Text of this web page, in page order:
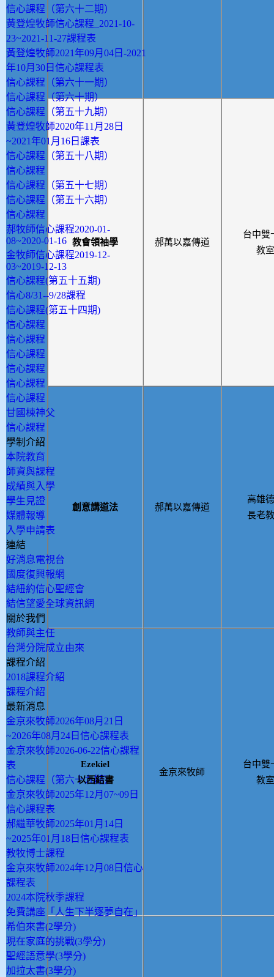
信心課程（第六十二期）
黃登煌牧師信心課程_2021-10-
23~2021-11-27課程表
黃登煌牧師2021年09月04日-2021
年10月30日信心課程表
信心課程（第六十一期）
信心課程（第六十期）
信心課程（第五十九期）
黃登煌牧師2020年11月28日
~2021年01月16日課表
信心課程（第五十八期）
信心課程
信心課程（第五十七期）
信心課程（第五十六期）
信心課程
郝牧師信心課程2020-01-
08~2020-01-16
金牧師信心課程2019-12-
03~2019-12-13
信心課程(第五十五期)
信心8/31--9/28課程
信心課程(第五十四期)
信心課程
信心課程
信心課程
信心課程
信心課程
信心課程
甘國棟神父
信心課程
學制介紹
本院教育
師資與課程
成績與入學
學生見證
媒體報導
入學申請表
連結
好消息電視台
國度復興報網
結紐約信心聖經會
結信望愛全球資訊網
關於我們
教師與主任
台灣分院成立由來
課程介紹
2018課程介紹
課程介紹
最新消息
金京來牧師2026年08月21日
~2026年08月24日信心課程表
金京來牧師2026-06-22信心課程
表
信心課程（第六十九期）
金京來牧師2025年12月07~09日
信心課程表
郝繼華牧師2025年01月14日
~2025年01月18日信心課程表
教牧博士課程
金京來牧師2024年12月08日信心
課程表
2024本院秋季課程
免費講座「人生下半逐夢自在」
希伯來書(2學分)
現在家庭的挑戰(3學分)
聖經語意學(3學分)
加拉太書(3學分)
教會領袖學 郝萬以嘉傳道
台中雙
教室
創意講道法 郝萬以嘉傳道
高雄
長老
Ezekiel
以西結書
金京來牧師
台中雙
教室